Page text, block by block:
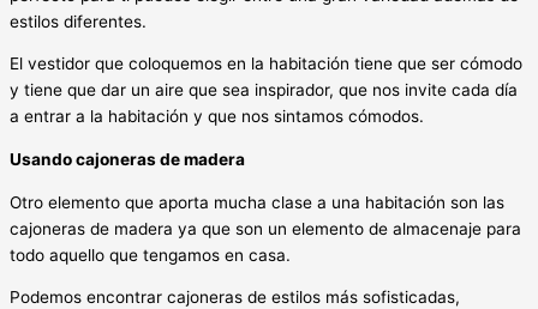
estilos diferentes.
El vestidor que coloquemos en la habitación tiene que ser cómodo
y tiene que dar un aire que sea inspirador, que nos invite cada día
a entrar a la habitación y que nos sintamos cómodos.
Usando cajoneras de madera
Otro elemento que aporta mucha clase a una habitación son las
cajoneras de madera ya que son un elemento de almacenaje para
todo aquello que tengamos en casa.
Podemos encontrar cajoneras de estilos más sofisticadas,